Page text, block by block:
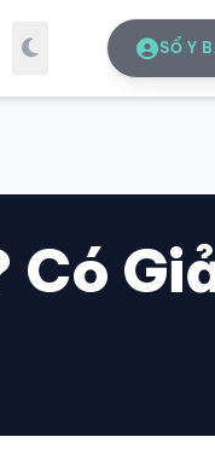
SỔ Y
Có